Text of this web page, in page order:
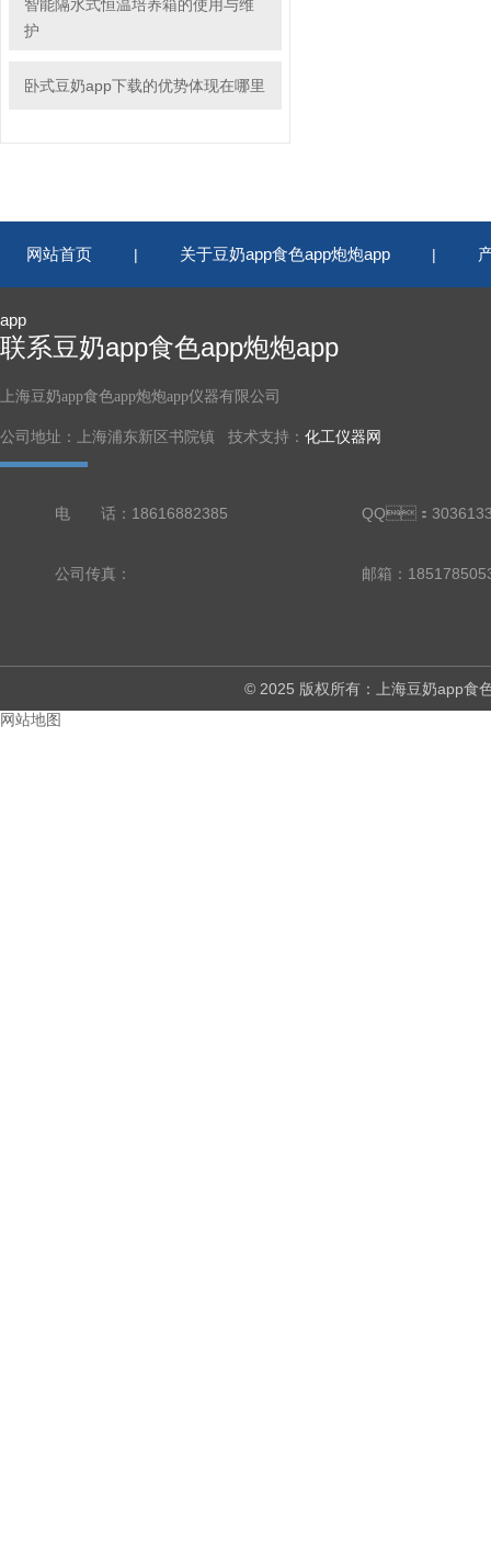
智能隔水式恒温培养箱的使用与维
护
卧式豆奶app下载的优势体现在哪里
网站首页 | 关于豆奶app食色app炮炮app |
app
联系豆奶app食色app炮炮app
上海豆奶app食色app炮炮app仪器有限公司
公司地址：上海浦东新区书院镇 技术支持： 化工仪器网
电 话：18616882385 QQ：
公司传真： 邮箱：
© 2025 版权所有：上海豆奶app
网站地图